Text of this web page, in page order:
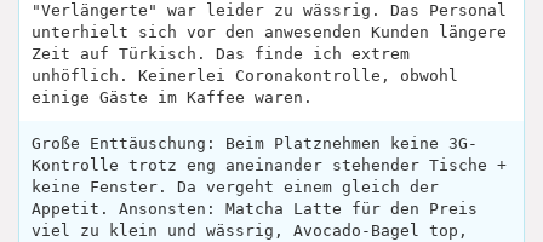
"Verlängerte" war leider zu wässrig. Das Personal
unterhielt sich vor den anwesenden Kunden längere
Zeit auf Türkisch. Das finde ich extrem
unhöflich. Keinerlei Coronakontrolle, obwohl
einige Gäste im Kaffee waren.
Große Enttäuschung: Beim Platznehmen keine 3G-
Kontrolle trotz eng aneinander stehender Tische +
keine Fenster. Da vergeht einem gleich der
Appetit. Ansonsten: Matcha Latte für den Preis
viel zu klein und wässrig, Avocado-Bagel top,